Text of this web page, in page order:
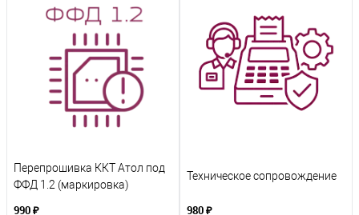
Перепрошивка ККТ Атол под
ФФД 1.2 (маркировка)
990 ₽
Техническое сопровождение
980 ₽